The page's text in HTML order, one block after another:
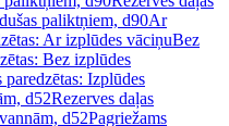
paliktņiem, d90Ar
Ar izplūdes vāciņuBez
Bez izplūdes
paredzētas: Izplūdes
d52Rezerves daļas
d52Pagriežams